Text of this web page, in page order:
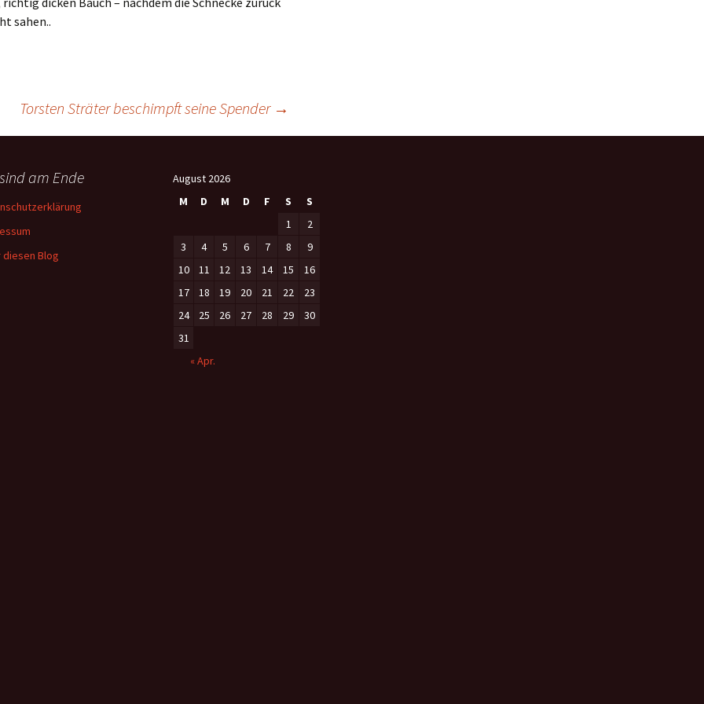
sahen..
Torsten Sträter beschimpft seine Spender →
am Ende
diesen Blog
August 2026
M
D M D F S
S
1
2
3
4 5 6 7 8
9
10
11 12 13 14 15
16
17
18 19 20 21 22
23
24
25 26 27 28 29
30
31
« Apr.